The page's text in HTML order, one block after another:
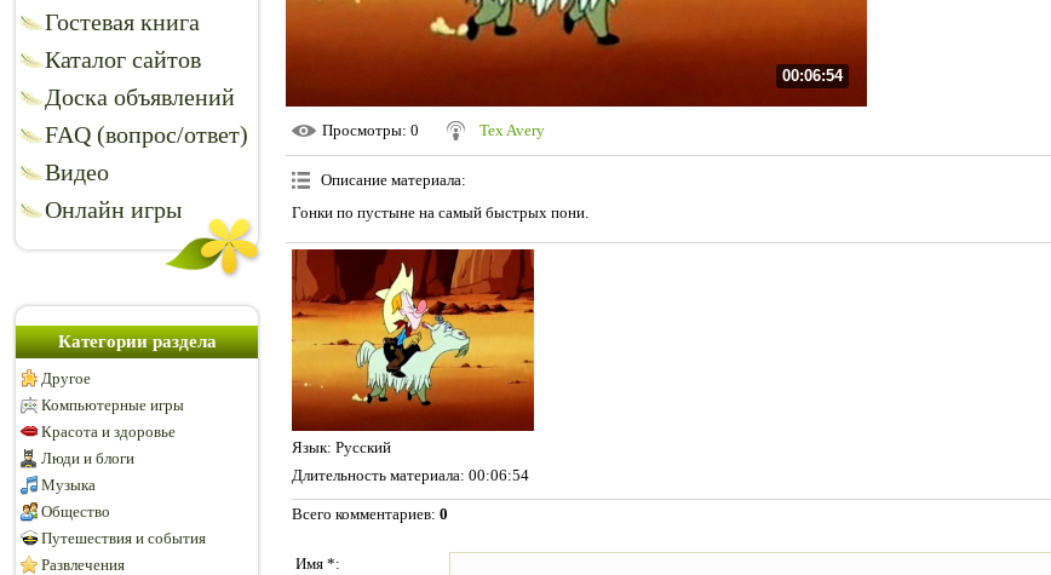
Гостевая книга
Каталог сайтов
Доска объявлений
FAQ (вопрос/ответ)
Видео
Онлайн игры
Категории раздела
Другое
Компьютерные игры
Красота и здоровье
Люди и блоги
Музыка
Общество
Путешествия и события
Развлечения
00:06:54
Просмотры: 0 Tex Avery
Описание материала:
Гонки по пустыне на самый быстрых пони.
Язык: Русский
Длительность материала: 00:06:54
Всего комментариев: 0
Имя *: